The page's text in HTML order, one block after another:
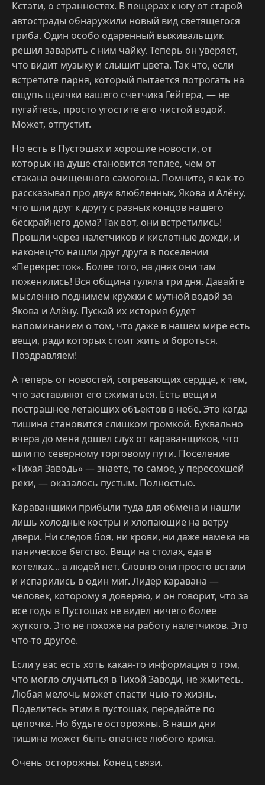
Кстати, о странностях. В пещерах к югу от старой
автострады обнаружили новый вид светящегося
гриба. Один особо одаренный выживальщик
решил заварить с ним чайку. Теперь он уверяет,
что видит музыку и слышит цвета. Так что, если
встретите парня, который пытается потрогать на
ощупь щелчки вашего счетчика Гейгера, — не
пугайтесь, просто угостите его чистой водой.
Может, отпустит.
Но есть в Пустошах и хорошие новости, от
которых на душе становится теплее, чем от
стакана очищенного самогона. Помните, я как-то
рассказывал про двух влюбленных, Якова и Алёну,
что шли друг к другу с разных концов нашего
бескрайнего дома? Так вот, они встретились!
Прошли через налетчиков и кислотные дожди, и
наконец-то нашли друг друга в поселении
«Перекресток». Более того, на днях они там
поженились! Вся община гуляла три дня. Давайте
мысленно поднимем кружки с мутной водой за
Якова и Алёну. Пускай их история будет
напоминанием о том, что даже в нашем мире есть
вещи, ради которых стоит жить и бороться.
Поздравляем!
А теперь от новостей, согревающих сердце, к тем,
что заставляют его сжиматься. Есть вещи и
пострашнее летающих объектов в небе. Это когда
тишина становится слишком громкой. Буквально
вчера до меня дошел слух от караванщиков, что
шли по северному торговому пути. Поселение
«Тихая Заводь» — знаете, то самое, у пересохшей
реки, — оказалось пустым. Полностью.
Караванщики прибыли туда для обмена и нашли
лишь холодные костры и хлопающие на ветру
двери. Ни следов боя, ни крови, ни даже намека на
паническое бегство. Вещи на столах, еда в
котелках... а людей нет. Словно они просто встали
и испарились в один миг. Лидер каравана —
человек, которому я доверяю, и он говорит, что за
все годы в Пустошах не видел ничего более
жуткого. Это не похоже на работу налетчиков. Это
что-то другое.
Если у вас есть хоть какая-то информация о том,
что могло случиться в Тихой Заводи, не жмитесь.
Любая мелочь может спасти чью-то жизнь.
Поделитесь этим в пустошах, передайте по
цепочке. Но будьте осторожны. В наши дни
тишина может быть опаснее любого крика.
Очень осторожны. Конец связи.